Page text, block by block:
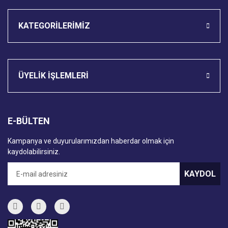
KATEGORİLERİMİZ
ÜYELİK İŞLEMLERİ
E-BÜLTEN
Kampanya ve duyurularımızdan haberdar olmak için
kaydolabilirsiniz.
KAYDOL